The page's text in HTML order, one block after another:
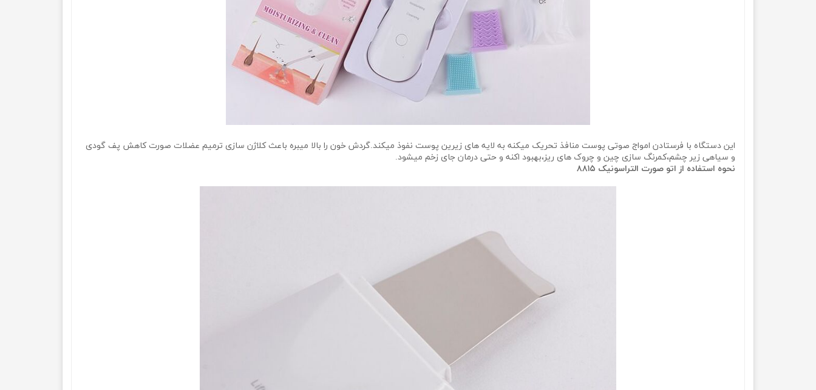
این دستگاه با فرستادن امواج صوتی پوست منافذ تحریک میکنه به لایه های زیرین پوست نفوذ میکند.گردش خون را بالا میبره باعث کلاژن سازی ترمیم عضلات صورت کاهش پف گودی
و سیاهی زیر چشم،کمرنگ سازی چین و چروک های ریز،بهبود اکنه و حتی درمان جای زخم میشود.
نحوه استفاده از اتو صورت التراسونیک ۸۸۱۵